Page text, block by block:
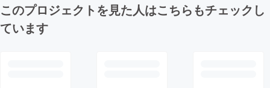
このプロジェクトを見た人はこちらもチェックし
ています